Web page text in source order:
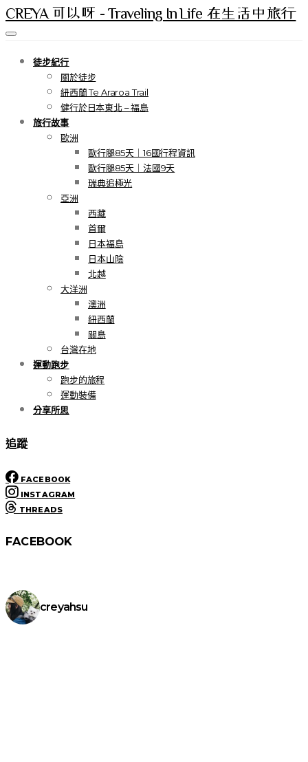
CREYA 可以呀 - Traveling In Life 在生活中旅行
徒步紀行
關於徒步
紐西蘭 Te Araroa Trail
健行於日本東北 – 福島
旅行故事
歐洲
歐行腿85天｜16國行程資訊
歐行腿85天｜法國9天
瑞典追極光
亞洲
西藏
首爾
日本福島
日本山陰
北越
大洋洲
澳洲
紐西蘭
關島
台灣在地
運動跑步
跑步的旅程
運動裝備
分享所思
追蹤
FACEBOOK
INSTAGRAM
THREADS
FACEBOOK
creyahsu